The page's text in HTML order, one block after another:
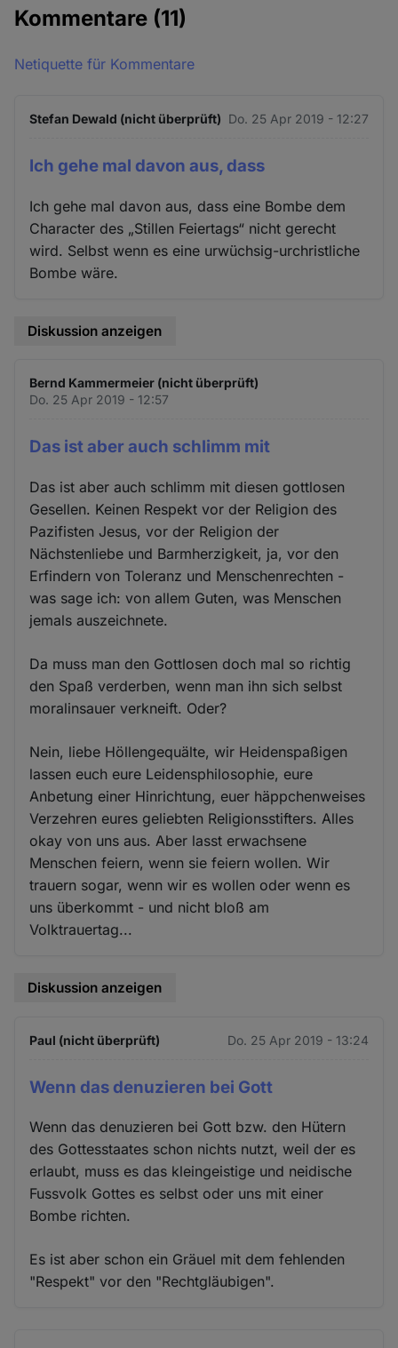
Kommentare (11)
Netiquette für Kommentare
Stefan Dewald (nicht überprüft) Do. 25 Apr 2019 - 12:27
Ich gehe mal davon aus, dass
Ich gehe mal davon aus, dass eine Bombe dem
Character des „Stillen Feiertags“ nicht gerecht
wird. Selbst wenn es eine urwüchsig-urchristliche
Bombe wäre.
Diskussion anzeigen
Bernd Kammermeier (nicht überprüft)
Do. 25 Apr 2019 - 12:57
Das ist aber auch schlimm mit
Das ist aber auch schlimm mit diesen gottlosen
Gesellen. Keinen Respekt vor der Religion des
Pazifisten Jesus, vor der Religion der
Nächstenliebe und Barmherzigkeit, ja, vor den
Erfindern von Toleranz und Menschenrechten -
was sage ich: von allem Guten, was Menschen
jemals auszeichnete.
Da muss man den Gottlosen doch mal so richtig
den Spaß verderben, wenn man ihn sich selbst
moralinsauer verkneift. Oder?
Nein, liebe Höllengequälte, wir Heidenspaßigen
lassen euch eure Leidensphilosophie, eure
Anbetung einer Hinrichtung, euer häppchenweises
Verzehren eures geliebten Religionsstifters. Alles
okay von uns aus. Aber lasst erwachsene
Menschen feiern, wenn sie feiern wollen. Wir
trauern sogar, wenn wir es wollen oder wenn es
uns überkommt - und nicht bloß am
Volktrauertag...
Diskussion anzeigen
Paul (nicht überprüft) Do. 25 Apr 2019 - 13:24
Wenn das denuzieren bei Gott
Wenn das denuzieren bei Gott bzw. den Hütern
des Gottesstaates schon nichts nutzt, weil der es
erlaubt, muss es das kleingeistige und neidische
Fussvolk Gottes es selbst oder uns mit einer
Bombe richten.
Es ist aber schon ein Gräuel mit dem fehlenden
"Respekt" vor den "Rechtgläubigen".